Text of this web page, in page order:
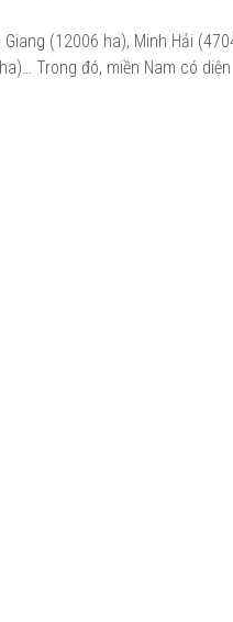
(12006 ha), Minh Hải
Trong đó, miền Nam có diện